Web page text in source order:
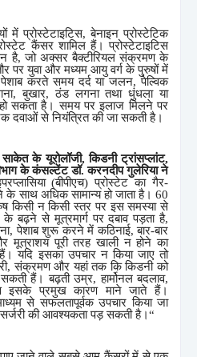
में प्रोस्टेटाइटिस,बेनाइन प्रोस्टेटिक
कैंसर शामिल हैं। प्रोस्टेटाइटिस
है,जो अक्सर बैक्टीरियल संक्रमण के
पर युवा और मध्यम आयु वर्ग के पुरुषों में
करते समय दर्द या जलन,पेल्विक
,बुखार,ठंड लगना तथा धुंधला या
हो सकता है। समय पर इलाज मिलने पर
दवाओं से नियंत्रित की जा सकती है।
साकेत के यूरोलॉजी,किडनी ट्रांसप्लांट,
के कंसल्टेंट डॉ. करनदीप गुलेरिया ने
(बीपीएच) प्रोस्टेट का गैर-
के साथ अधिक सामान्य हो जाता है।60
न किसी स्तर पर इस समस्या से
बढ़ने से मूत्रमार्ग पर दबाव पड़ता है,
,पेशाब शुरू करने में कठिनाई,बार-बार
मूत्राशय पूरी तरह खाली न होने का
यदि इसका उपचार न किया जाए तो
,संक्रमण और यहां तक कि किडनी को
हैं। बढ़ती उम्र,हार्मोनल बदलाव,
इसके प्रमुख कारण माने जाते हैं।
से सफलतापूर्वक उपचार किया जा
की आवश्यकता पड़ सकती है।“